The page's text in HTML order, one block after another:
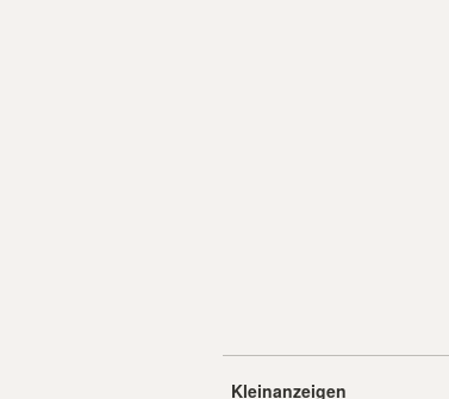
Kleinanzeigen